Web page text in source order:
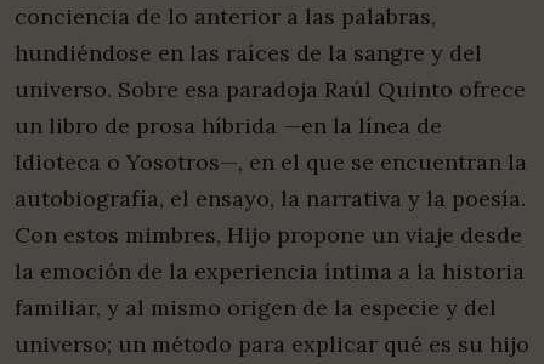
conciencia de lo anterior a las palabras,
hundiéndose en las raíces de la sangre y del
universo. Sobre esa paradoja Raúl Quinto ofrece
un libro de prosa híbrida —en la línea de
Idioteca o Yosotros—, en el que se encuentran la
autobiografía, el ensayo, la narrativa y la poesía.
Con estos mimbres, Hijo propone un viaje desde
la emoción de la experiencia íntima a la historia
familiar, y al mismo origen de la especie y del
universo; un método para explicar qué es su hijo